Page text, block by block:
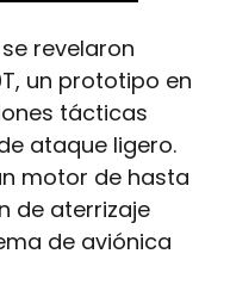
revelaron
un prototipo en
tácticas
ataque ligero.
motor de hasta
de aterrizaje
de aviónica